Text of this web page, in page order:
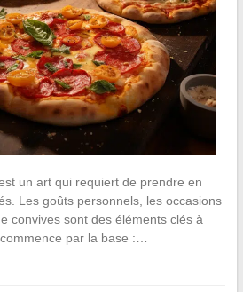
un art qui requiert de prendre en
Les goûts personnels, les occasions
convives sont des éléments clés à
par la base :…